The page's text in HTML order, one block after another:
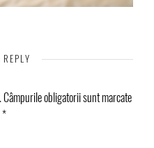
REPLY
Câmpurile obligatorii sunt marcate
*